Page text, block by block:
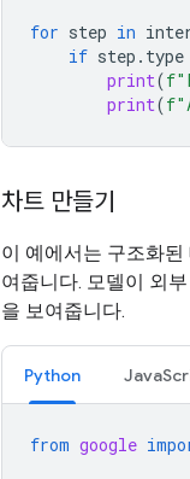
for step in
if step . type
print(f
print(f
차트 만들기
이 예에서는 구조화
여줍니다. 모델이 외
을 보여줍니다.
Python
from google